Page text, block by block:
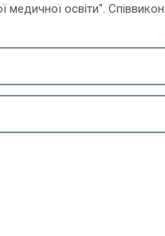
медичної освіти".